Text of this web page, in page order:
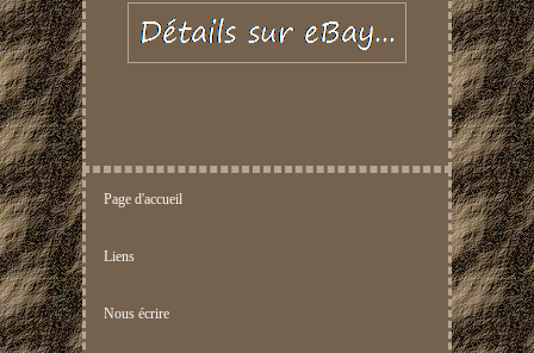
Page d'accueil
Liens
Nous écrire